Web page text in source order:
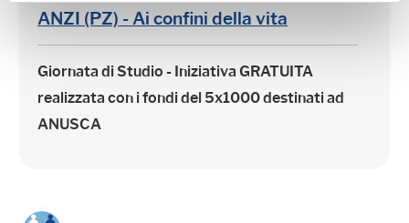
ANZI (PZ) - Ai confini della vita
Giornata di Studio - Iniziativa GRATUITA
realizzata con i fondi del 5x1000 destinati ad
ANUSCA